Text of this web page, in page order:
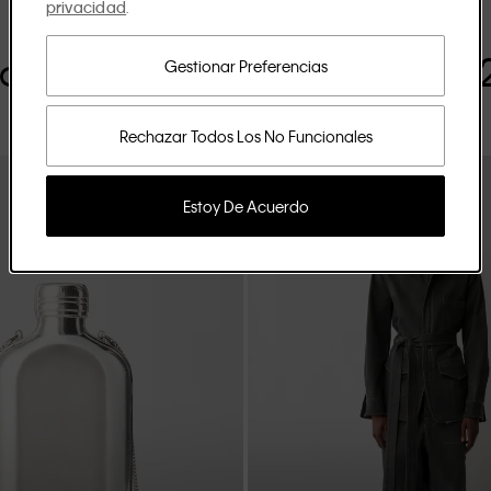
colección Spring
privacidad
Rechazar Todos Los No Funcionales
Gestionar Preferencias
Estoy De Acuerdo